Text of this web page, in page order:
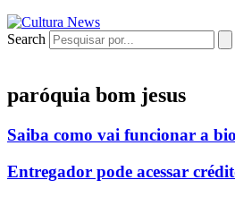
Search
paróquia bom jesus
Saiba como vai funcionar a
Entregador pode acessar